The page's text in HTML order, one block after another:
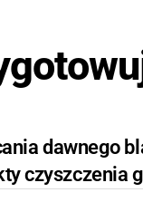
dawnego
czyszczenia